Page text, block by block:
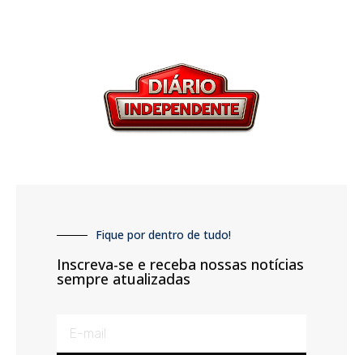
Fique por dentro de tudo!
Inscreva-se e receba nossas notícias
sempre atualizadas